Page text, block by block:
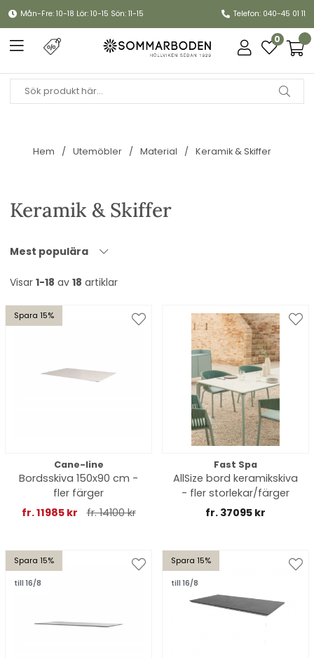
Mån-Fre: 10-18 Lör: 10-15 Sön: 11-15 Telefon: 040-45 01 11
0
Hem Utemöbler Material Keramik & Skiffer
Keramik & Skiffer
Mest populära
Visar 1-18 av 18 artiklar
Spara 15%
Cane-line
Bordsskiva 150x90 cm -
fler färger
fr. 11985 kr
fr. 14100 kr
Fast Spa
AllSize bord keramikskiva
- fler storlekar/färger
fr. 37095 kr
Spara 15%
till 16/8
Spara 15%
till 16/8